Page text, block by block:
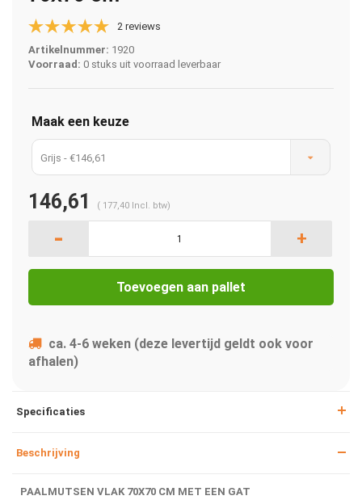
2 reviews
Artikelnummer: 1920
Voorraad: 0 stuks uit voorraad leverbaar
Maak een keuze
Grijs - €146,61
146,61 ( 177,40 Incl. btw)
- +
Toevoegen aan pallet
ca. 4-6 weken (deze levertijd geldt ook voor
afhalen)
Specificaties
Beschrijving
PAALMUTSEN VLAK 70X70 CM MET EEN GAT